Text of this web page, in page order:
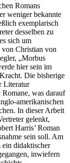
Romans
weniger bekannte
exemplarisch
desselben zu
sich um
von Christian von
„Morbus
hier sein im
Die bisherige
Literatur
Romane, was darauf
amerikanischen
In dieser Arbeit
gelenkt,
Harris’ Roman
sein soll. Am
ein didaktischer
inwiefern